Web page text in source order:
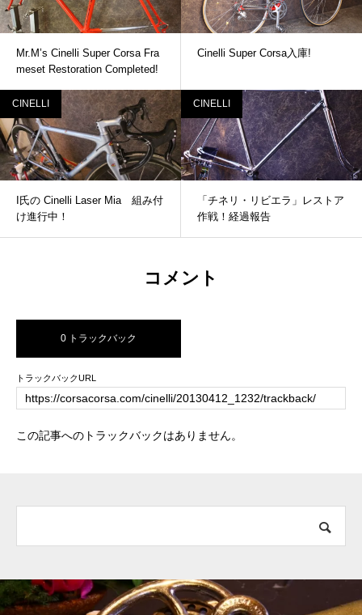
Mr.M’s Cinelli Super Corsa Fra
meset Restoration Completed!
Cinelli Super Corsa入庫!
CINELLI
I氏の Cinelli Laser Mia 組み付
け進行中！
CINELLI
「チネリ・リビエラ」レストア
作戦！経過報告
コメント
0 トラックバック
トラックバックURL
この記事へのトラックバックはありません。